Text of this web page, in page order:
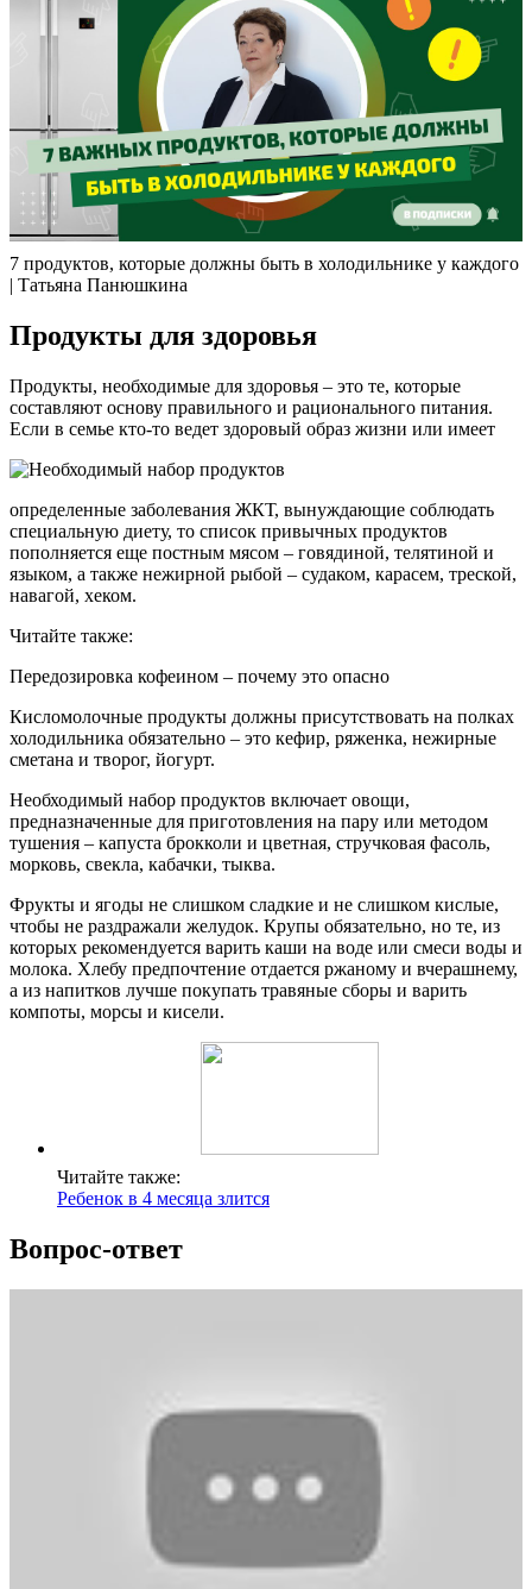
7 продуктов, которые должны быть в холодильнике у каждого
| Татьяна Панюшкина
Продукты для здоровья
Продукты, необходимые для здоровья – это те, которые
составляют основу правильного и рационального питания.
Если в семье кто-то ведет здоровый образ жизни или имеет
определенные заболевания ЖКТ, вынуждающие соблюдать
специальную диету, то список привычных продуктов
пополняется еще постным мясом – говядиной, телятиной и
языком, а также нежирной рыбой – судаком, карасем, треской,
навагой, хеком.
Читайте также:
Передозировка кофеином – почему это опасно
Кисломолочные продукты должны присутствовать на полках
холодильника обязательно – это кефир, ряженка, нежирные
сметана и творог, йогурт.
Необходимый набор продуктов включает овощи,
предназначенные для приготовления на пару или методом
тушения – капуста брокколи и цветная, стручковая фасоль,
морковь, свекла, кабачки, тыква.
Фрукты и ягоды не слишком сладкие и не слишком кислые,
чтобы не раздражали желудок. Крупы обязательно, но те, из
которых рекомендуется варить каши на воде или смеси воды и
молока. Хлебу предпочтение отдается ржаному и вчерашнему,
а из напитков лучше покупать травяные сборы и варить
компоты, морсы и кисели.
Читайте также:
Ребенок в 4 месяца злится
Вопрос-ответ